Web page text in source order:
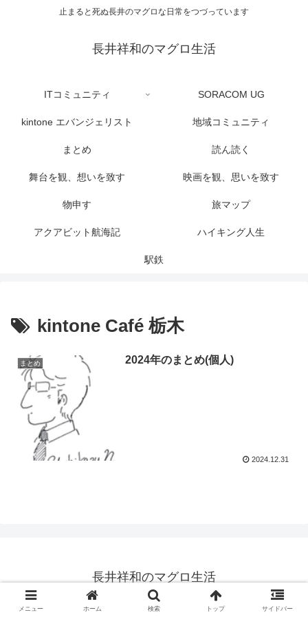
止まると死ぬ長井のマグロな日常をつづっています
長井祥和のマグロ生活
ITコミュニティ SORACOM UG
kintone エバンジェリスト 地域コミュニティ
まとめ 読ん読く
舞台を観、想いを致す 映画を観、思いを致す
物申す 旅マップ
アクアビット航海記 ハイキング人生
駅鉄
kintone Café 栃木
まとめ 2024年のまとめ(個人)
2024.12.31
長井祥和のマグロ生活
© 2007 長井祥和のマグロ生活.
メニュー ホーム 検索 トップ サイドバー